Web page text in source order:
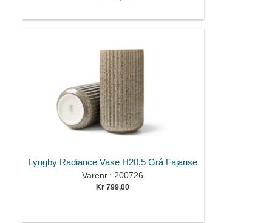
Lyngby Radiance Vase H20,5 Grå Fajanse
Varenr.: 200726
Kr 799,00